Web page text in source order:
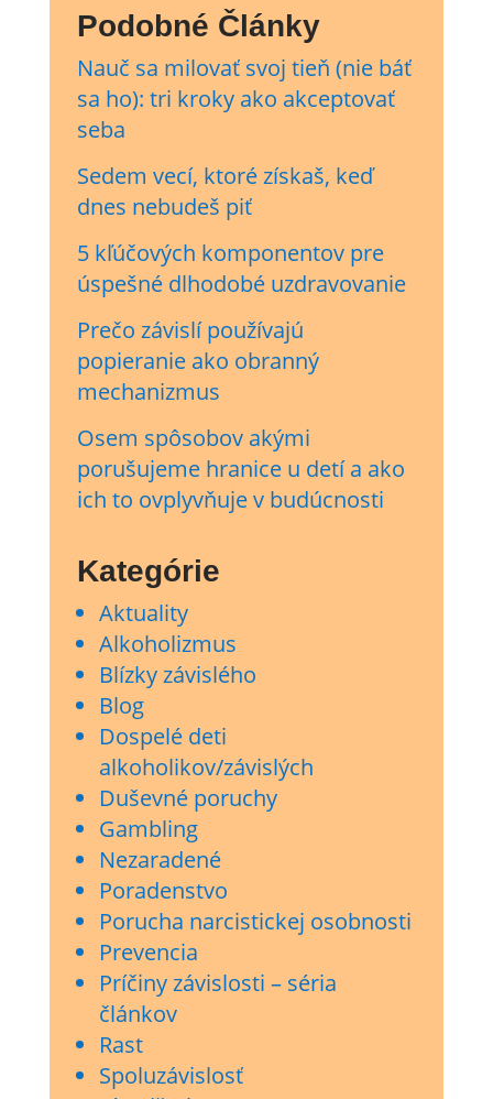
Podobné Články
Nauč sa milovať svoj tieň (nie báť
sa ho): tri kroky ako akceptovať
seba
Sedem vecí, ktoré získaš, keď
dnes nebudeš piť
5 kľúčových komponentov pre
úspešné dlhodobé uzdravovanie
Prečo závislí používajú
popieranie ako obranný
mechanizmus
Osem spôsobov akými
porušujeme hranice u detí a ako
ich to ovplyvňuje v budúcnosti
Kategórie
Aktuality
Alkoholizmus
Blízky závislého
Blog
Dospelé deti
alkoholikov/závislých
Duševné poruchy
Gambling
Nezaradené
Poradenstvo
Porucha narcistickej osobnosti
Prevencia
Príčiny závislosti – séria
článkov
Rast
Spoluzávislosť